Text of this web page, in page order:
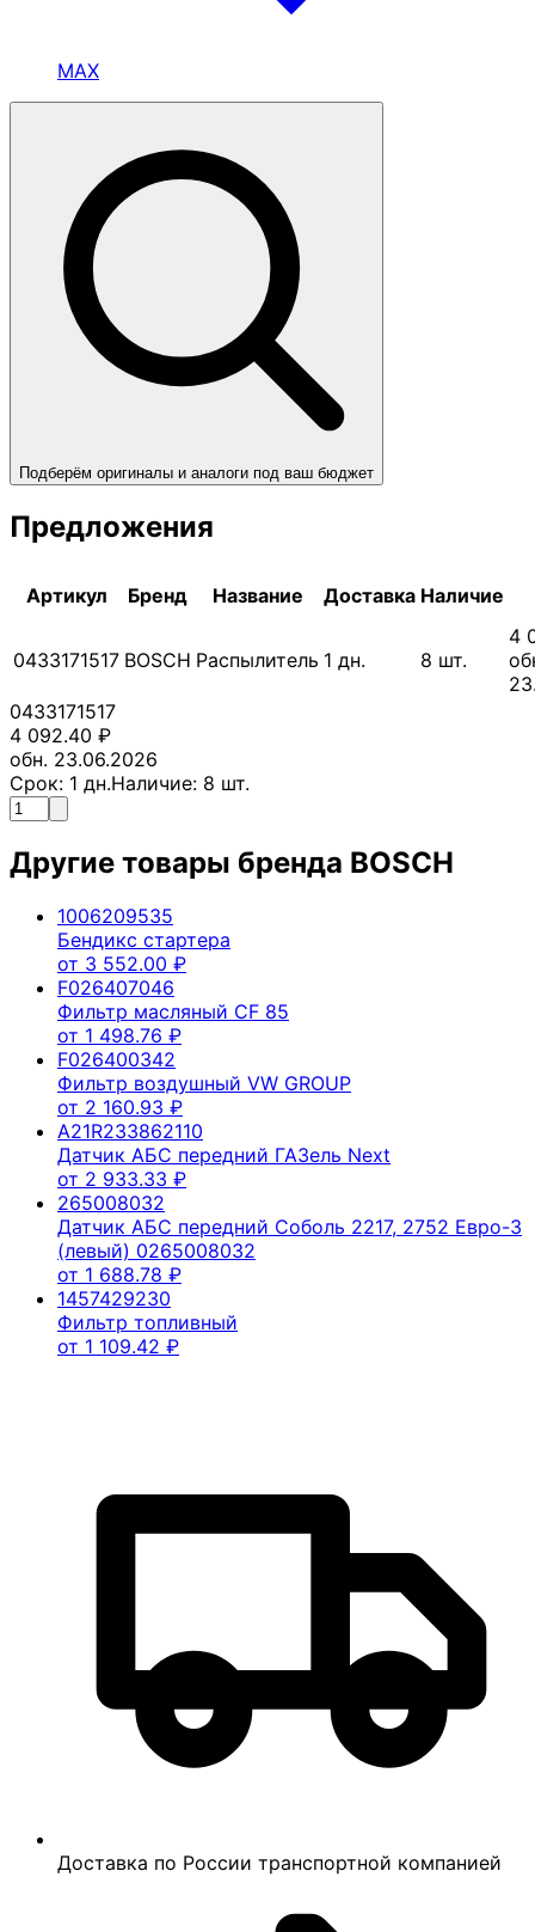
MAX
Подберём оригиналы и аналоги под ваш бюджет
Предложения
Артикул Бренд Название Доставка Наличие
0433171517 BOSCH Распылитель 1 дн. 8 шт.
4
0433171517
4 092.40 ₽
обн. 23.06.2026
Срок: 1 дн.Наличие: 8 шт.
Другие товары бренда BOSCH
1006209535
Бендикс стартера
от 3 552.00 ₽
F026407046
Фильтр масляный CF 85
от 1 498.76 ₽
F026400342
Фильтр воздушный VW GROUP
от 2 160.93 ₽
A21R233862110
Датчик АБС передний ГАЗель Next
от 2 933.33 ₽
265008032
Датчик АБС передний Соболь 2217, 2752 Евро-3
(левый) 0265008032
от 1 688.78 ₽
1457429230
Фильтр топливный
от 1 109.42 ₽
Доставка по России транспортной компанией